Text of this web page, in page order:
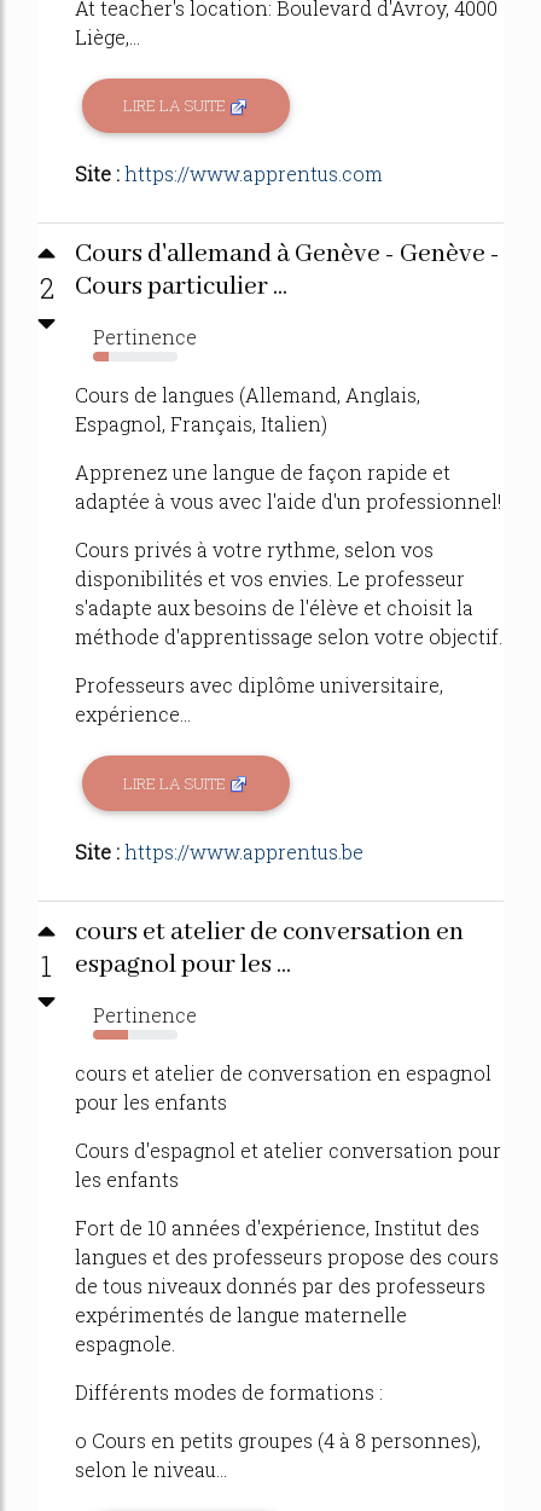
At teacher's location: Boulevard d'Avroy, 4000
Liège,...
LIRE LA SUITE
Site :https://www.apprentus.com
2
Cours d'allemand à Genève - Genève -
Cours particulier ...
Pertinence
19%
Cours de langues (Allemand, Anglais,
Espagnol, Français, Italien)
Apprenez une langue de façon rapide et
adaptée à vous avec l'aide d'un professionnel!
Cours privés à votre rythme, selon vos
disponibilités et vos envies. Le professeur
s'adapte aux besoins de l'élève et choisit la
méthode d'apprentissage selon votre objectif.
Professeurs avec diplôme universitaire,
expérience...
LIRE LA SUITE
Site :https://www.apprentus.be
1
cours et atelier de conversation en
espagnol pour les ...
Pertinence
42%
cours et atelier de conversation en espagnol
pour les enfants
Cours d'espagnol et atelier conversation pour
les enfants
Fort de 10 années d'expérience, Institut des
langues et des professeurs propose des cours
de tous niveaux donnés par des professeurs
expérimentés de langue maternelle
espagnole.
Différents modes de formations :
o Cours en petits groupes (4 à 8 personnes),
selon le niveau...